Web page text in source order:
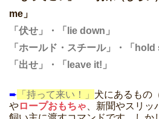
me」
「伏せ」・「lie down」
「ホールド・スチール」・「hold
「出せ」・「leave it!」
➨ 「持って来い！」 犬にあるもの
やロープおもちゃ 、新聞やスリ